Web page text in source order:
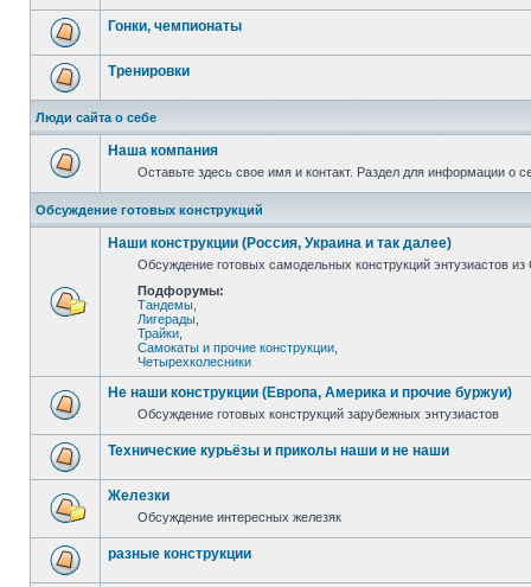
Гонки, чемпионаты
Тренировки
Люди сайта о себе
Наша компания
Оставьте здесь свое имя и контакт. Раздел для информации о
Обсуждение готовых конструкций
Наши конструкции (Россия, Украина и так далее)
Обсуждение готовых самодельных конструкций энтузиастов
Подфорумы:
Тандемы
Лигерады
Трайки
Самокаты и прочие конструкции
Четырехколесники
Не наши конструкции (Европа, Америка и прочие буржуи)
Обсуждение готовых конструкций зарубежных энтузиастов
Технические курьёзы и приколы наши и не наши
Железки
Обсуждение интересных железяк
разные конструкции